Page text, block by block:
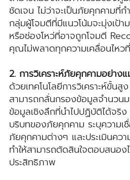
ชัดเจน ไม่ว่าจะเป็นภัยคุกคามที่ก
กลุ่มผู้โจมตีที่มีแนวโน้มจะมุ่งเป้
หรือช่องโหว่ที่อาจถูกโจมตี
คุณไม่พลาดทุกความเคลื่อนไห
2. การวิเคราะห์ภัยคุกคามอย่าง
ด้วยเทคโนโลยีการวิเคราะห์ขั้น
สามารถกลั่นกรองข้อมูลจำนวนม
ข้อมูลเชิงลึกที่นำไปปฏิบัติได้จริ
บริบทของภัยคุกคาม ระบุความเ
ภัยคุกคามต่างๆ และประเมินคว
ทำให้สามารถตัดสินใจตอบสนอง
ประสิทธิภาพ